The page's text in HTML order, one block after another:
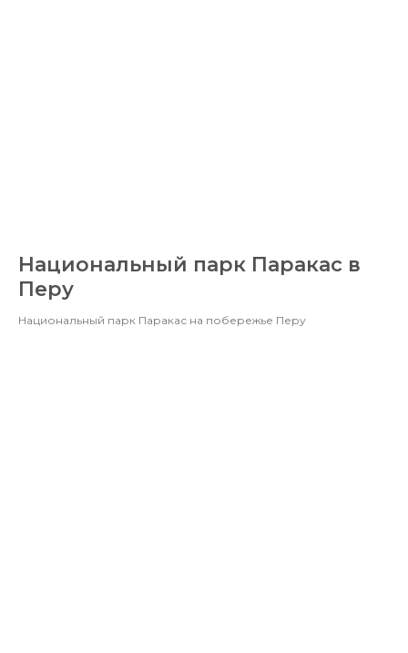
Национальный парк Паракас в
Перу
Национальный парк Паракас на побережье Перу